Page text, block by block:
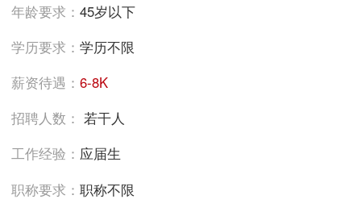
年龄要求：45岁以下
学历要求：学历不限
薪资待遇：6-8K
招聘人数：若干人
工作经验： 应届生
职称要求：职称不限